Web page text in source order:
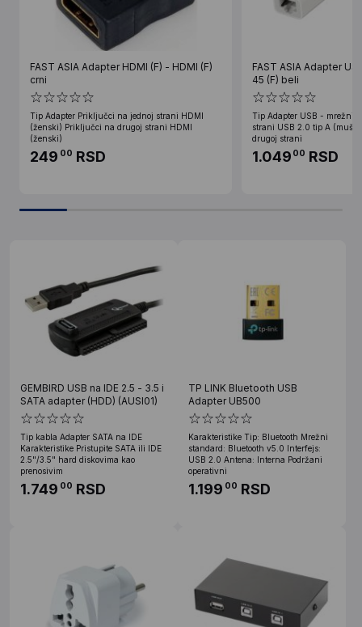
FAST ASIA Adapter HDMI (F) - HDMI (F)
crni
Tip Adapter Priključci na jednoj strani HDMI
(ženski) Priključci na drugoj strani HDMI
(ženski)
249 00 RSD
FAST ASIA Adapter
45 (F) beli
Tip Adapter USB - mrežni
strani USB 2.0 tip A
drugoj strani
1.049 00 RSD
GEMBIRD USB na IDE 2.5 - 3.5 i
SATA adapter (HDD) (AUSI01)
Tip kabla Adapter SATA na IDE
Karakteristike Pristupite SATA ili IDE
2.5"/3.5" hard diskovima kao
prenosivim
1.749 00 RSD
TP LINK Bluetooth USB
Adapter UB500
Karakteristike Tip: Bluetooth Mrežni
standard: Bluetooth v5.0 Interfejs:
USB 2.0 Antena: Interna Podržani
operativni
1.199 00 RSD